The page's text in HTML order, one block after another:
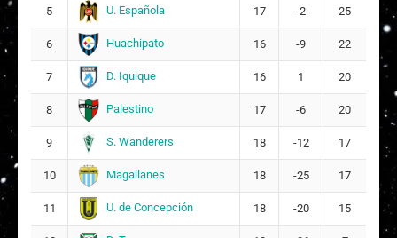
A
10
C Constanza Monserrat Pimentel Zúñiga
6
5 U. Española 17 -2 25
6 Huachipato 16 -9 22
7 D. Iquique 16 1 20
8 Palestino 17 -6 20
9 S. Wanderers 18 -12 17
10 Magallanes 18 -25 17
11 U. de Concepción 18 -20 15